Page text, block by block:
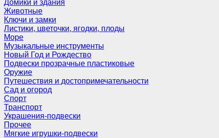
Домики и здания
Животные
Ключи и замки
Листики, цветочки, ягодки, плоды
Море
Музыкальные инструменты
Новый Год и Рождество
Подвески прозрачные пластиковые
Оружие
Путешествия и достопримечательности
Сад и огород
Спорт
Транспорт
Украшения-подвески
Прочее
Мягкие игрушки-подвески